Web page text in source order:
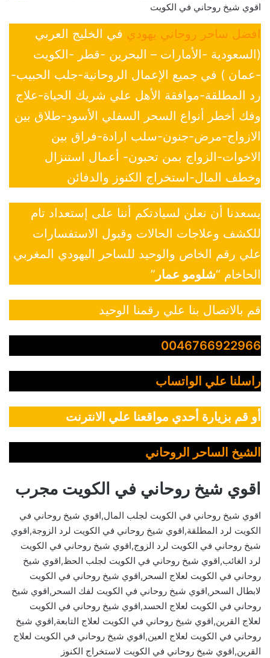
اقوي شيخ روحاني في الكويت
افضل ساحر روحاني يهودي في الخليج العربي
(السعودية -الأمارات – البحرين -قطر -الكويت
-عمان ) في جميع الإعمال الروحانية-جلب الحبيب-
رد المطلقة-موافقة الأهل علي شريك الحياة-علاج
وفك أخطر أنواع السحر السفلي الأسود-طلاق بين
الازواج-مرض-جنون-سلب ارادة-فراق بين
الاخوات-الزواج بمن تحبون- أعمال استنزال
وخطف المال-استخراج الكنوز والدفائن
يسعدنا أن نعلن لسيادتكم أننا على إستعداد تام
للكشف وعلاجات الحالات وقبول الاستفسارات
علي رقم الخاص والوحيد للساحر اليهودي المغربي
الحاخام “شلومو عمار ”
قم بالاتصال بنا علي رقمنا الوحيد
0046766922966
راسلنا علي الواتساب
أو قم بزيارة أحدي مواقعنا علي الانترنت
الشيخ الساحر الروحاني
اقوي شيخ روحاني في الكويت مجرب
اقوي شيخ روحاني في الكويت لجلب المال,اقوي شيخ روحاني في
الكويت لرد المطلقة,اقوي شيخ روحاني في الكويت لرد الزوجة,اقوي
شيخ روحاني في الكويت لرد الزوج,اقوي شيخ روحاني في الكويت
لرد الغائب,اقوي شيخ روحاني في الكويت لجلب الحظ,اقوي شيخ
روحاني في الكويت لعلاج السحر,اقوي شيخ روحاني في الكويت
لابطال السحر,اقوي شيخ روحاني في الكويت لفك السحر,اقوي شيخ
روحاني في الكويت لعلاج الحسد,اقوي شيخ روحاني في الكويت
لعلاج القرين,اقوي شيخ روحاني في الكويت لعلاج التابعة,اقوي شيخ
روحاني في الكويت لعلاج العين,اقوي شيخ روحاني في الكويت لعلاج
القرين,اقوي شيخ روحاني في الكويت لاستخراج الكنوز